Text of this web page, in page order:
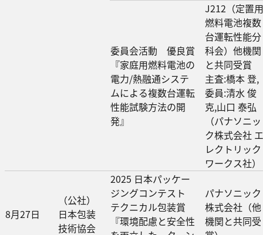
委員会活動 優良賞
『家庭用燃料電池の
電力/熱融通システ
ムによる複数台運転
性能試験方法の開
発』
J212（定置用
燃料電池複数
台運転性能分
科会）他機関
と共同受賞
主査:橋本 登,
委員:清水 俊
克,山口 泰弘
（パナソニッ
ク株式会社 エ
レクトリック
ワークス社）
8月27日
（公社）
日本包装
技術協会
2025 日本パッケー
ジングコンテスト
テクニカル包装賞
『環境配慮と安全性
パナソニック
株式会社（他
機関と共同受